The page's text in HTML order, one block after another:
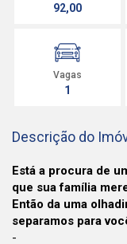
92,00
Vagas
1
Descrição do
Está a procura de
que sua família
Então da uma
separamos para
-